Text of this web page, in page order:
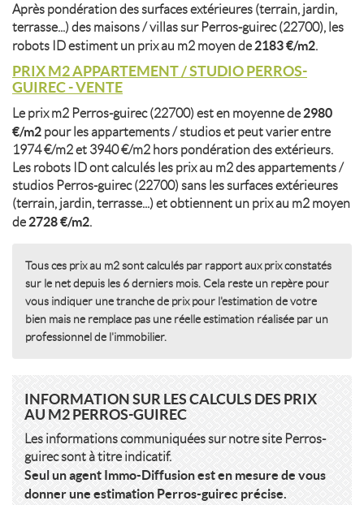
Après pondération des surfaces extérieures (terrain, jardin,
terrasse...) des maisons / villas sur Perros-guirec (22700), les
robots ID estiment un prix au m2 moyen de 2183 €/m2.
PRIX M2 APPARTEMENT / STUDIO PERROS-
GUIREC - VENTE
Le prix m2 Perros-guirec (22700) est en moyenne de 2980
€/m2 pour les appartements / studios et peut varier entre
1974 €/m2 et 3940 €/m2 hors pondération des extérieurs.
Les robots ID ont calculés les prix au m2 des appartements /
studios Perros-guirec (22700) sans les surfaces extérieures
(terrain, jardin, terrasse...) et obtiennent un prix au m2 moyen
de 2728 €/m2.
Tous ces prix au m2 sont calculés par rapport aux prix constatés
sur le net depuis les 6 derniers mois. Cela reste un repère pour
vous indiquer une tranche de prix pour l'estimation de votre
bien mais ne remplace pas une réelle estimation réalisée par un
professionnel de l'immobilier.
INFORMATION SUR LES CALCULS DES PRIX
AU M2 PERROS-GUIREC
Les informations communiquées sur notre site Perros-
guirec sont à titre indicatif.
Seul un agent Immo-Diffusion est en mesure de vous
donner une estimation Perros-guirec précise.